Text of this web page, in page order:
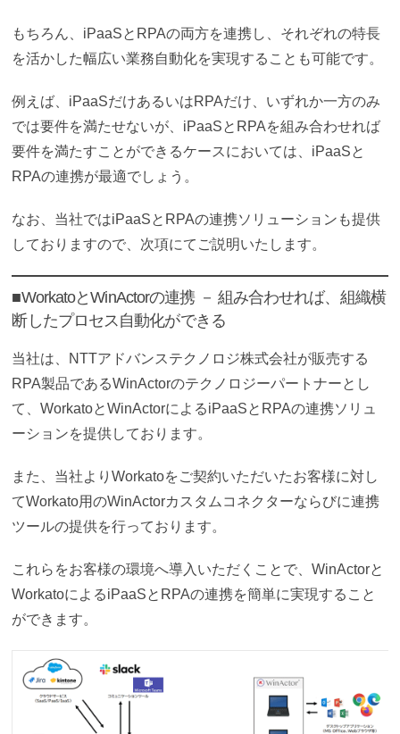
もちろん、iPaaSとRPAの両方を連携し、それぞれの特長
を活かした幅広い業務自動化を実現することも可能です。
例えば、iPaaSだけあるいはRPAだけ、いずれか一方のみ
では要件を満たせないが、iPaaSとRPAを組み合わせれば
要件を満たすことができるケースにおいては、iPaaSと
RPAの連携が最適でしょう。
なお、当社ではiPaaSとRPAの連携ソリューションも提供
しておりますので、次項にてご説明いたします。
■WorkatoとWinActorの連携 － 組み合わせれば、組織横
断したプロセス自動化ができる
当社は、NTTアドバンステクノロジ株式会社が販売する
RPA製品であるWinActorのテクノロジーパートナーとし
て、WorkatoとWinActorによるiPaaSとRPAの連携ソリュ
ーションを提供しております。
また、当社よりWorkatoをご契約いただいたお客様に対し
てWorkato用のWinActorカスタムコネクターならびに連携
ツールの提供を行っております。
これらをお客様の環境へ導入いただくことで、WinActorと
WorkatoによるiPaaSとRPAの連携を簡単に実現すること
ができます。